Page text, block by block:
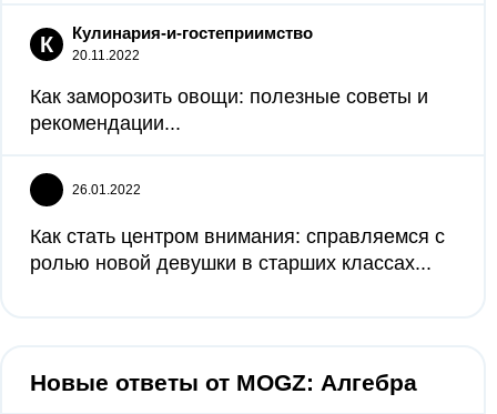
К Кулинария-и-гостеприимство
20.11.2022
Как заморозить овощи: полезные советы и
рекомендации...
26.01.2022
Как стать центром внимания: справляемся с
ролью новой девушки в старших классах...
Новые ответы от MOGZ: Алгебра